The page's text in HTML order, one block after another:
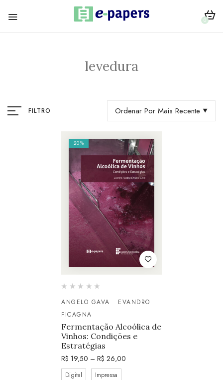
0
levedura
FILTRO Ordenar Por Mais Recente
20%
ANGELO GAVA
EVANDRO
FICAGNA
Fermentação Alcoólica de
Vinhos: Condições e
Estratégias
R$ 19,50 – R$ 26,00
Digital Impressa